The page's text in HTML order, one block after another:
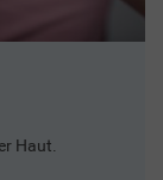
Haut.